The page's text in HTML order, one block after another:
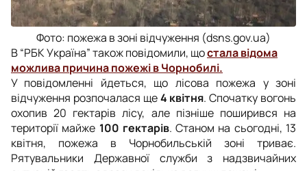
Фото: пожежа в зоні відчуження (dsns.gov.ua)
В “РБК Україна” також повідомили, щостала відома
можлива причина пожежі в Чорнобилі.
У повідомленні йдеться, що лісова пожежа у зоні
відчуження розпочалася ще4 квітня. Спочатку вогонь
охопив 20 гектарів лісу, але пізніше поширився на
території майже 100 гектарів. Станом на сьогодні, 13
квітня, пожежа в Чорнобильській зоні триває.
Рятувальники Державної служби з надзвичайних